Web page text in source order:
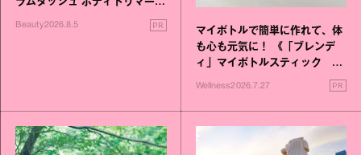
ラムダッシュ ボディトリマーが
Beauty2026.8.5 PR
マイボトルで簡単に作れて、体
も心も元気に！ 《「ブレンデ
ィ」マイボトルスティック い
いこと毎日》シリーズが誕生
Wellness2026.7.27 PR